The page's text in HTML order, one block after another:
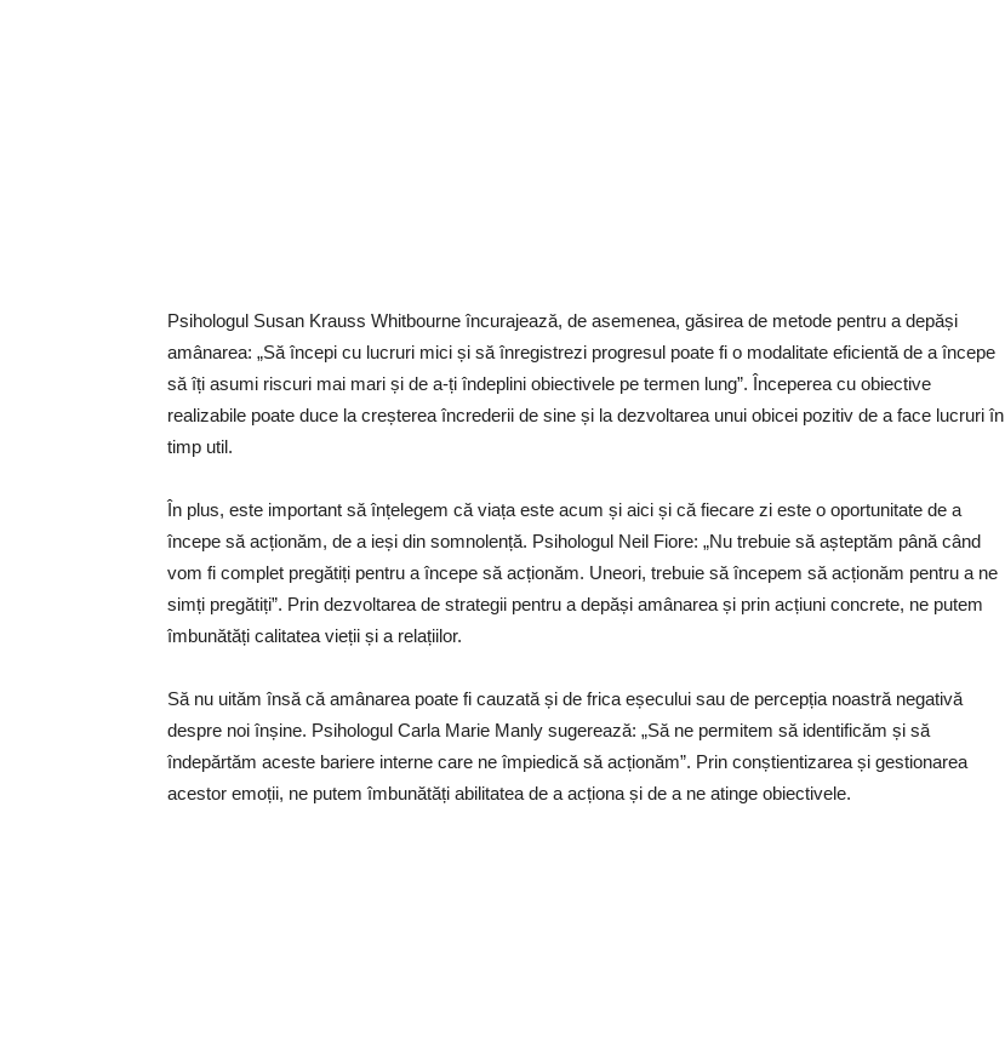
Psihologul Susan Krauss Whitbourne încurajează, de asemenea, găsirea de metode pentru a depăși
amânarea: „Să începi cu lucruri mici și să înregistrezi progresul poate fi o modalitate eficientă de a începe
să îți asumi riscuri mai mari și de a-ți îndeplini obiectivele pe termen lung”. Începerea cu obiective
realizabile poate duce la creșterea încrederii de sine și la dezvoltarea unui obicei pozitiv de a face lucruri în
timp util.
În plus, este important să înțelegem că viața este acum și aici și că fiecare zi este o oportunitate de a
începe să acționăm, de a ieși din somnolență. Psihologul Neil Fiore: „Nu trebuie să așteptăm până când
vom fi complet pregătiți pentru a începe să acționăm. Uneori, trebuie să începem să acționăm pentru a ne
simți pregătiți”. Prin dezvoltarea de strategii pentru a depăși amânarea și prin acțiuni concrete, ne putem
îmbunătăți calitatea vieții și a relațiilor.
Să nu uităm însă că amânarea poate fi cauzată și de frica eșecului sau de percepția noastră negativă
despre noi înșine. Psihologul Carla Marie Manly sugerează: „Să ne permitem să identificăm și să
îndepărtăm aceste bariere interne care ne împiedică să acționăm”. Prin conștientizarea și gestionarea
acestor emoții, ne putem îmbunătăți abilitatea de a acționa și de a ne atinge obiectivele.